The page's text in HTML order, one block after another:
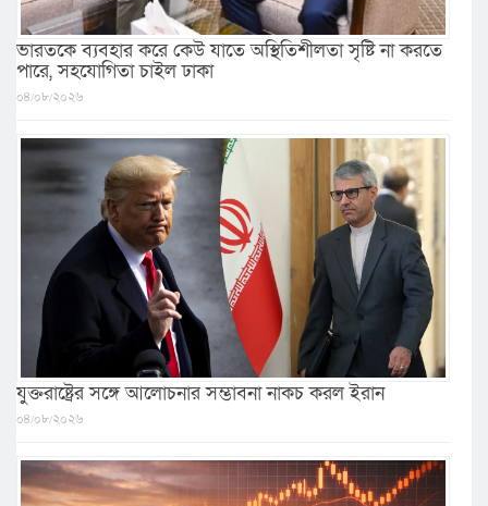
ভারতকে ব্যবহার করে কেউ যাতে অস্থিতিশীলতা সৃষ্টি না করতে
পারে, সহযোগিতা চাইল ঢাকা
০৪/০৮/২০২৬
যুক্তরাষ্ট্রের সঙ্গে আলোচনার সম্ভাবনা নাকচ করল ইরান
০৪/০৮/২০২৬